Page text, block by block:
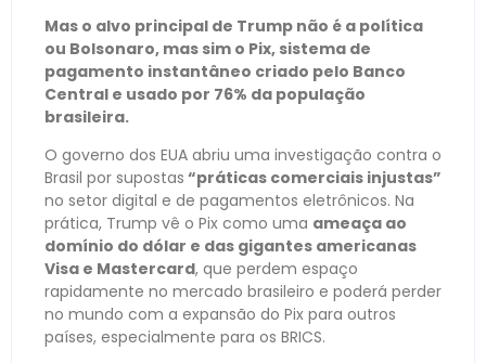
Mas o alvo principal de Trump não é a política
ou Bolsonaro, mas sim o Pix, sistema de
pagamento instantâneo criado pelo Banco
Central e usado por 76% da população
brasileira.
O governo dos EUA abriu uma investigação contra o
Brasil por supostas “práticas comerciais injustas”
no setor digital e de pagamentos eletrônicos. Na
prática, Trump vê o Pix como uma ameaça ao
domínio do dólar e das gigantes americanas
Visa e Mastercard, que perdem espaço
rapidamente no mercado brasileiro e poderá perder
no mundo com a expansão do Pix para outros
países, especialmente para os BRICS.